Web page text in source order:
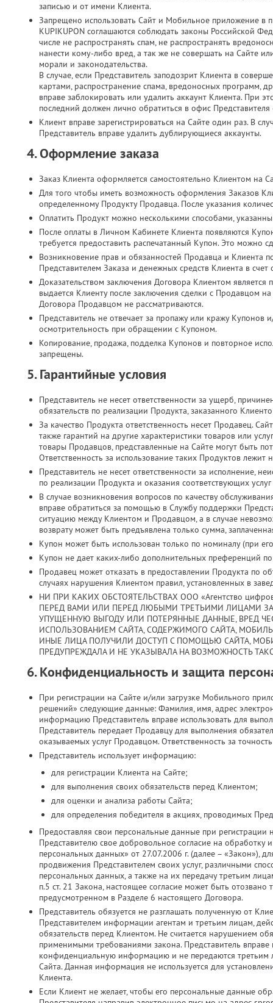
записью и от имени Клиента.
Запрещено использовать Сайт и Мобильное приложение в
KUPIKUPON соглашаются соблюдать законы Российской
числе не распространять спам, не распространять
нанести кому-либо вред, а так же не совершать на Сайте
морали и законодательства.
В случае, если Представитель заподозрит Клиента в
картами, распространение спама, вредоносных программ,
вправе заблокировать или удалить аккаунт Клиента. При
последний должен лично обратиться в офис Представителя
Клиент вправе зарегистрироваться на Сайте один раз. В
Представитель вправе удалить дублирующиеся аккаунты.
4. Оформление заказа
Заказ Клиента оформляется самостоятельно Клиентом на
Для того чтобы иметь возможность оформления Заказов
определенному Продукту Продавца. После указания
Оплатить Продукт можно несколькими способами,
После оплаты в Личном Кабинете Клиента появляются
требуется предоставить распечатанный Купон. Это можно
Возникновение прав и обязанностей Продавца и Клиента
Представителем Заказа и денежных средств Клиента в
Доказательством заключения Договора Клиентом
выдается Клиенту после заключения сделки с Продавцом
Договора Продавцом не рассматриваются.
Представитель не отвечает за пропажу или кражу
осмотрительность при обращении с Купоном.
Копирование, продажа, подделка Купонов и повторное
запрещены.
5. Гарантийные условия
Представитель не несет ответственности за ущерб,
обязательств по реализации Продукта, заказанного
За качество Продукта ответственность несет Продавец.
также гарантий на другие характеристики товаров или
товары Продавцов, представленные на Сайте могут быть
Ответственность за использование таких Продуктов лежит
Представитель не несет ответственности за исполнение,
по реализации Продукта и оказания соответствующих
В случае возникновения вопросов по качеству
вправе обратиться за помощью в Службу поддержки
ситуацию между Клиентом и Продавцом, а в случае
возврату может быть предъявлена только сумма,
Купон может быть использован только по номиналу (при
Купон не дает каких-либо дополнительных преференций
Продавец может отказать в предоставлении Продукта по
случаях нарушения Клиентом правил, установленных в
НИ ПРИ КАКИХ ОБСТОЯТЕЛЬСТВАХ ООО «Агентство
ПЕРЕД ВАМИ ИЛИ ПЕРЕД ЛЮБЫМИ ТРЕТЬИМИ ЛИЦАМИ
УПУЩЕННУЮ ВЫГОДУ ИЛИ ПОТЕРЯННЫЕ ДАННЫЕ, ВРЕД
ИСПОЛЬЗОВАНИЕМ САЙТА, СОДЕРЖИМОГО САЙТА,
ИНЫЕ ЛИЦА ПОЛУЧИЛИ ДОСТУП С ПОМОЩЬЮ САЙТА,
ПРЕДУПРЕЖДАЛА И НЕ УКАЗЫВАЛА НА ВОЗМОЖНОСТЬ
6. Конфиденциальность и защита
При регистрации на Сайте и/или загрузке Мобильного
решений» следующие данные: Фамилия, имя, адрес
информацию Представитель вправе использовать для
Представитель передает Продавцу для выполнения
оказываемых услуг Продавцом. Ответственность за
Представитель использует информацию:
для регистрации Клиента на Сайте;
для выполнения своих обязательств перед Клиентом;
для оценки и анализа работы Сайта;
для определения победителя в акциях, проводимых
Предоставляя свои персональные данные при
Представителю свое добровольное согласие на обработку
персональных данных» от 27.07.2006 г. (далее – «Закон»),
продвижения Представителем своих услуг, различными
персональных данных, а также на их передачу третьим
п.5 ст. 21 Закона, настоящее согласие может быть
предусмотренном в Разделе 6 настоящего Договора.
Представитель обязуется не разглашать полученную от
Представителем информации агентам и третьим лицам,
обязательств перед Клиентом. Не считается нарушением
применимыми требованиями закона. Представитель вправе
конфиденциальную информацию и не передаются третьим
Сайта. Данная информация не используется для
Клиента.
Если Клиент не желает, чтобы его персональные данные